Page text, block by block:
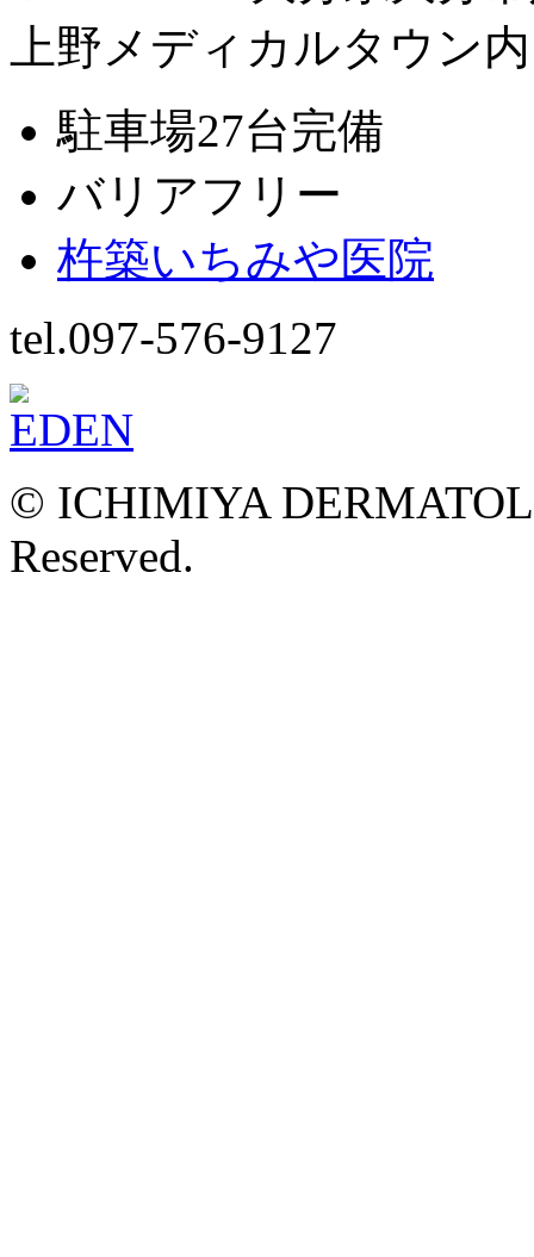
上野メディカルタウン内
駐車場27台完備
バリアフリー
杵築いちみや医院
tel.097-576-9127
© ICHIMIYA
Reserved.